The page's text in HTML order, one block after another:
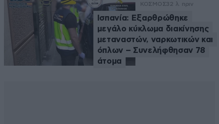
ΚΟΣΜΟΣ32 λ. πριν
Ισπανία: Εξαρθρώθηκε
μεγάλο κύκλωμα διακίνησης
μεταναστών, ναρκωτικών και
όπλων – Συνελήφθησαν 78
άτομα